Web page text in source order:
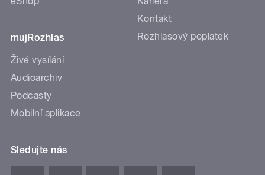
mujRozhlas
Živé vysílání
Audioarchiv
Podcasty
Mobilní aplikace
Kontakt
Rozhlasový poplatek
Sledujte nás